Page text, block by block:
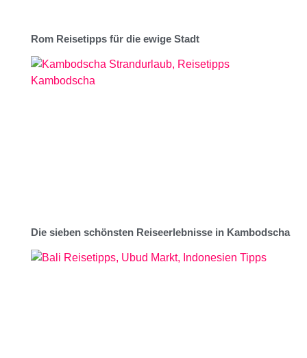
Rom Reisetipps für die ewige Stadt
Die sieben schönsten Reiseerlebnisse in Kambodscha